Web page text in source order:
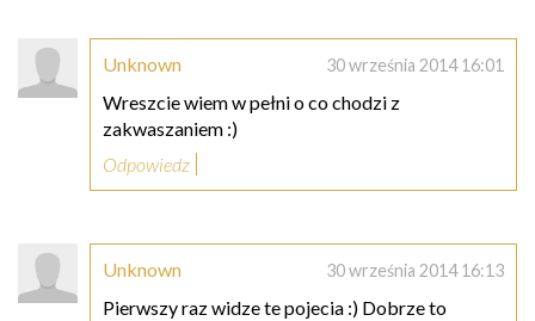
Unknown 30 września 2014 16:01
Wreszcie wiem w pełni o co chodzi z
zakwaszaniem :)
Odpowiedz
Unknown 30 września 2014 16:13
Pierwszy raz widze te pojecia :) Dobrze to